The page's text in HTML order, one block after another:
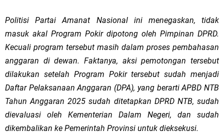
Politisi Partai Amanat Nasional ini menegaskan, tidak
masuk akal Program Pokir dipotong oleh Pimpinan DPRD.
Kecuali program tersebut masih dalam proses pembahasan
anggaran di dewan. Faktanya, aksi pemotongan tersebut
dilakukan setelah Program Pokir tersebut sudah menjadi
Daftar Pelaksanaan Anggaran (DPA), yang berarti APBD NTB
Tahun Anggaran 2025 sudah ditetapkan DPRD NTB, sudah
dievaluasi oleh Kementerian Dalam Negeri, dan sudah
dikembalikan ke Pemerintah Provinsi untuk dieksekusi.